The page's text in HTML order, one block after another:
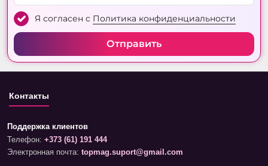
Я согласен с Политика конфиденциальности
Отправить
Контакты
Поддержка клиентов
Телефон: +373 (61) 191 444
Электронная почта: topmag.suport@gmail.com